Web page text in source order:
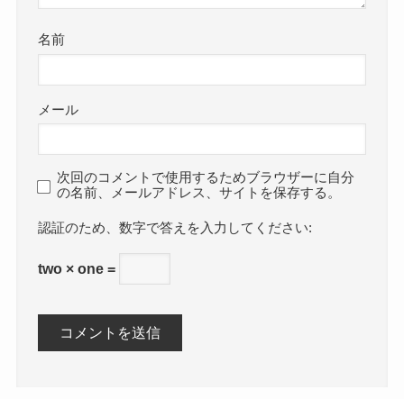
名前
メール
次回のコメントで使用するためブラウザーに自分
の名前、メールアドレス、サイトを保存する。
数字で答えを入力してください:
two × one =